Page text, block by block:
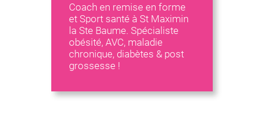
Coach en remise en forme
et Sport santé à St Maximin
la Ste Baume. Spécialiste
obésité, AVC, maladie
chronique, diabètes & post
grossesse !